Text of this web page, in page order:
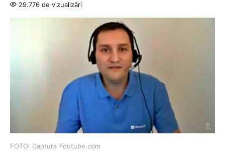
29.776 de vizualizări
FOTO: Captura Youtube.com